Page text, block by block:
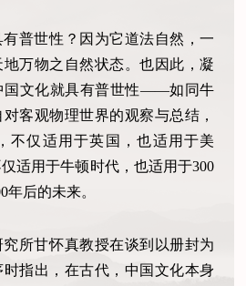
普世性？因为它道法自然，一
万物之自然状态。也因此，凝
国文化就具有普世性——如同牛
客观物理世界的观察与总结，
不仅适用于英国，也适用于美
适用于牛顿时代，也适用于300
后的未来。
所甘怀真教授在谈到以册封为
指出，在古代，中国文化本身